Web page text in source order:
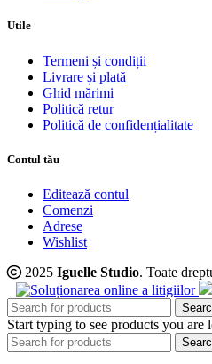
Utile
Termeni și condiții
Livrare și plată
Ghid mărimi
Politică retur
Politică de confidențialitate
Contul tău
Editează contul
Comenzi
Adrese
Wishlist
2025 Iguelle Studio. Toate
Start typing to see products you are